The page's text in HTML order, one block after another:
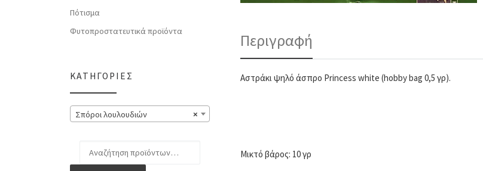
Περιγραφή
Αστράκι ψηλό άσπρο Princess white (hobby bag 0,5 γρ).
Μικτό βάρος: 10 γρ
Πότισμα
Φυτοπροστατευτικά προϊόντα
ΚΑΤΗΓΟΡΊΕΣ
×
Σπόροι λουλουδιών